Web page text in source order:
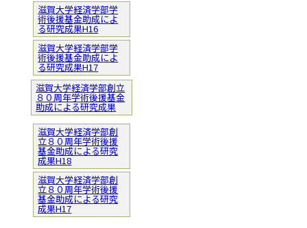
滋賀大学経済学部学
術後援基金助成によ
る研究成果H16
滋賀大学経済学部学
術後援基金助成によ
る研究成果H17
滋賀大学経済学部創立
８０周年学術後援基金
助成による研究成果
滋賀大学経済学部創
立８０周年学術後援
基金助成による研究
成果H18
滋賀大学経済学部創
立８０周年学術後援
基金助成による研究
成果H17